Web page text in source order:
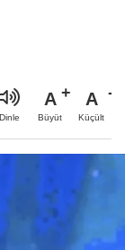
Dinle
A
Büyüt
A
Küçült